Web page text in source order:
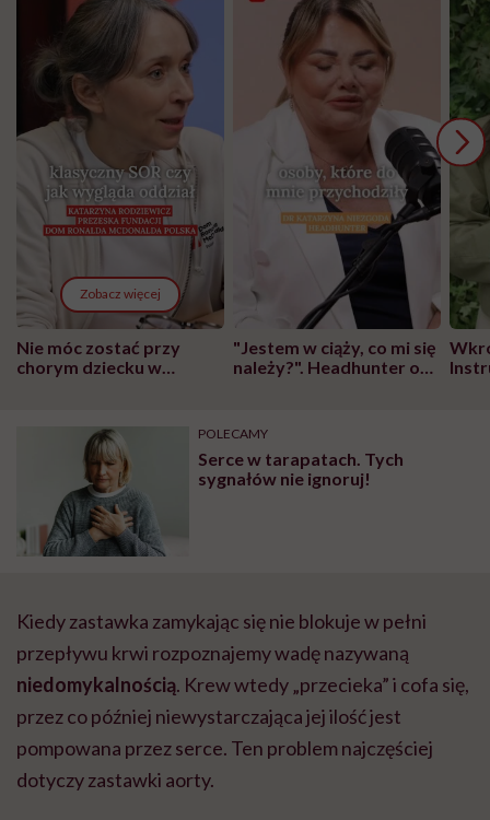
Zobacz więcej
Nie móc zostać przy
chorym dziecku w
może chyba tylko
głupota i brak
wyobraźni"
"Jestem w ciąży, co mi się
należy?". Headhunter o
pracy
POLECAMY
Serce w tarapatach. Tych
sygnałów nie ignoruj!
Kiedy zastawka zamykając się nie blokuje w pełni
przepływu krwi rozpoznajemy wadę nazywaną
niedomykalnością. Krew wtedy „przecieka” i cofa się,
przez co później niewystarczająca jej ilość jest
pompowana przez serce. Ten problem najczęściej
dotyczy zastawki aorty.